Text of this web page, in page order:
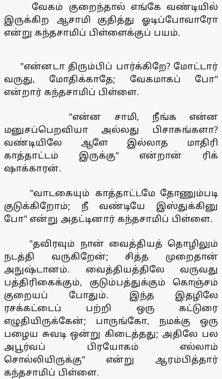
வேகம் குறைந்தால் எங்கே வண்டியில்
இருக்கிற ஆசாமி குதித்து ஓடிப்போவாரோ
என்று கந்தசாமிப் பிள்ளைக்குப் பயம்.
"என்னடா திரும்பிப் பார்க்கிறே? மோட்டார்
வருது, மோதிக்காதே; வேகமாகப் போ"
என்றார் கந்தசாமிப் பிள்ளை.
"என்ன சாமி, நீங்க என்ன
மனுசப்பெறவியா அல்லது பிசாசுங்களா?
வண்டியிலே ஆளே இல்லாத மாதிரி
காத்தாட்டம் இருக்கு" என்றான் ரிக்
ஷாக்காரன்.
"வாடகையும் காத்தாட்டமே தோணும்படி
குடுக்கிறோம்; நீ வண்டியே இஸ்துக்கினு
போ" என்று அதட்டினார் கந்தசாமிப் பிள்ளை.
"தவிரவும் நான் வைத்தியத் தொழிலும்
நடத்தி வருகிறேன்; சித்த முறைதான்
அநுஷ்டானம். வைத்தியத்திலே வருவது
பத்திரிகைக்கும், குடும்பத்துக்கும் கொஞ்சம்
குறையப் போதும். இந்த இதழிலே
ரசக்கட்டைப் பற்றி ஒரு கட்டுரை
எழுதியிருக்கேன்; பாருங்கோ, நமக்கு ஒரு
பழைய சுவடி ஒன்று கிடைத்தது; அதிலே பல
அபூர்வப் பிரயோகம் எல்லாம்
சொல்லியிருக்கு" என்று ஆரம்பித்தார்
கந்தசாமிப் பிள்ளை.